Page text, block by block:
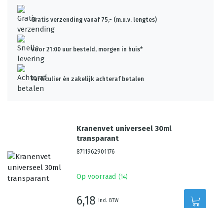
Gratis verzending vanaf 75,- (m.u.v. lengtes)
Voor 21:00 uur besteld, morgen in huis*
Particulier én zakelijk achteraf betalen
Kranenvet universeel 30ml
transparant
8711962901176
Op voorraad (14)
6,18 incl. BTW